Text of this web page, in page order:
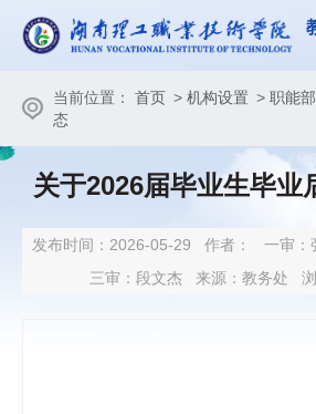
当前位置： 首页 > 机构设置 > 职能
态
关于2026届毕业生毕业
发布时间：2026-05-29 作者： 一审：
三审： 段文杰 来源：教务处